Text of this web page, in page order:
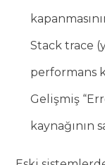
Stack trace
performans
Gelişmiş
kaynağının